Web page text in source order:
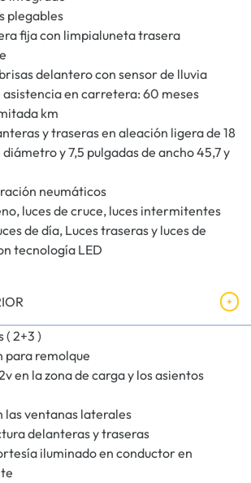
plegables
fija con limpialuneta trasera
delantero con sensor de lluvia
en carretera: 60 meses
km
y traseras en aleación ligera de 18
y 7,5 pulgadas de ancho 45,7 y
neumáticos
luces de cruce, luces intermitentes
de día, Luces traseras y luces de
tecnología LED
( 2+3 )
para remolque
en la zona de carga y los asientos
las ventanas laterales
delanteras y traseras
iluminado en conductor en